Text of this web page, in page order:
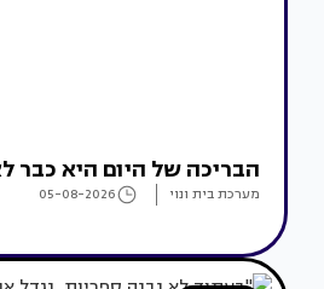
הבריכה של היום היא כבר
מערכת בית ונוי 05-08-2026